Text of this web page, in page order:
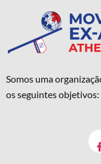
Somos uma
os seguintes objetivos: